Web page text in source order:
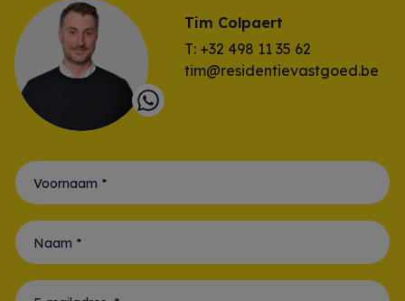
Tim Colpaert
T: +32 498 11 35 62
tim@residentievastgoed.be